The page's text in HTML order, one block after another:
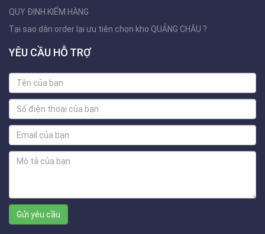
QUY ĐỊNH KIỂM HÀNG
Tại sao dân order lại ưu tiên chọn kho QUẢNG CHÂU ?
YÊU CẦU HỖ TRỢ
Gửi yêu cầu